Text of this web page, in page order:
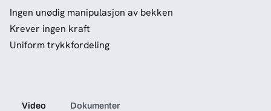
Ingen unødig manipulasjon av bekken
Krever ingen kraft
Uniform trykkfordeling
Video Dokumenter